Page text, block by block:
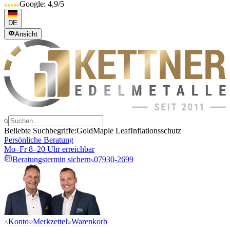
Google: 4,9/5
DE
Ansicht
Beliebte Suchbegriffe:GoldMaple LeafInflationsschutz
Persönliche Beratung
Mo–Fr 8–20 Uhr erreichbar
Beratungstermin sichern 07930-2699
Konto Merkzettel Warenkorb